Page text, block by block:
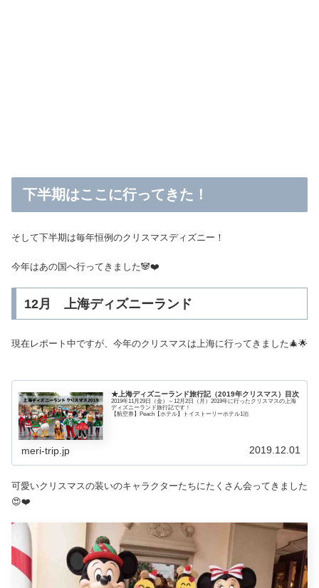
下半期はここに行ってきた！
そして下半期は毎年恒例のクリスマスディズニー！
今年はあの国へ行ってきました🐼❤️
12月 上海ディズニーランド
現在レポート中ですが、今年のクリスマスは上海に行ってきました🎄🌟
★上海ディズニーランド旅行記（2019年クリスマス）目次
2019年11月29日（金）～12月2日（月）2019年に行ったクリスマスの上海
ディズニーランド旅行記です！
【航空券】Peach【ホテル】トイストーリーホテル1泊
meri-trip.jp 2019.12.01
可愛いクリスマスの装いのキャラクターたちにたくさん会ってきました
😍❤️